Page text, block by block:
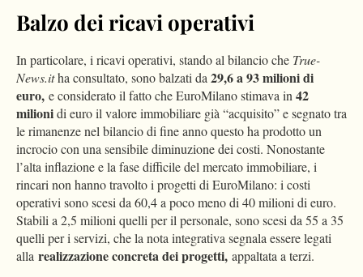
Balzo dei ricavi operativi
In particolare, i ricavi operativi, stando al bilancio che True-
News.itha consultato, sono balzati da 29,6 a 93 milioni di
euro, e considerato il fatto che EuroMilano stimava in 42
milionidi euro il valore immobiliare già “acquisito” e segnato tra
le rimanenze nel bilancio di fine anno questo ha prodotto un
incrocio con una sensibile diminuzione dei costi. Nonostante
l’alta inflazione e la fase difficile del mercato immobiliare, i
rincari non hanno travolto i progetti di EuroMilano: i costi
operativi sono scesi da 60,4 a poco meno di 40 milioni di euro.
Stabili a 2,5 milioni quelli per il personale, sono scesi da 55 a 35
quelli per i servizi, che la nota integrativa segnala essere legati
alla realizzazione concreta dei progetti, appaltata a terzi.